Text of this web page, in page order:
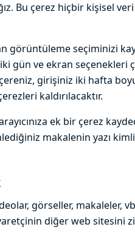
Bu çerez hiçbir kişisel
görüntüleme seçiminizi
gün ve ekran seçenekleri
girişiniz iki hafta
kaldırılacaktır.
ek bir çerez
makalenin yazı
görseller, makaleler,
diğer web sitesini